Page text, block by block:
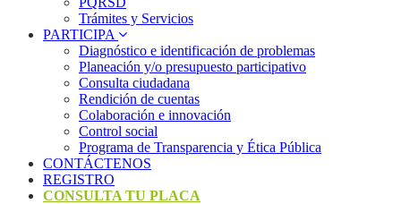
Trámites y Servicios
PARTICIPA
Diagnóstico e identificación de problemas
Planeación y/o presupuesto participativo​
Consulta ciudadana
Rendición de cuentas
Colaboración e innovación
Control social
Programa de Transparencia y Ética Pública
CONTÁCTENOS
REGISTRO
CONSULTA TU PLACA